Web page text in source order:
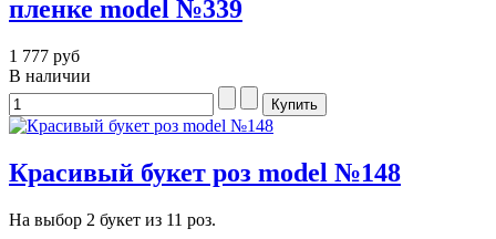
пленке model №339
1 777 руб
В наличии
Красивый букет роз model №148
На выбор 2 букет из 11 роз.